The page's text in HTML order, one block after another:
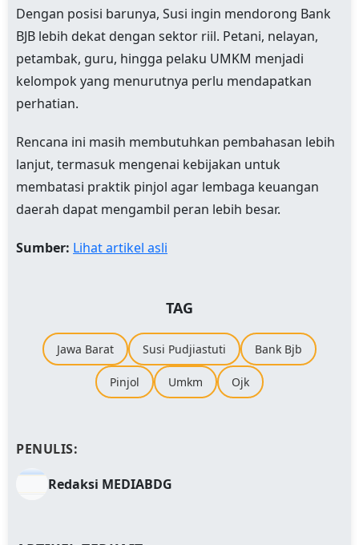
Dengan posisi barunya, Susi ingin mendorong Bank
BJB lebih dekat dengan sektor riil. Petani, nelayan,
petambak, guru, hingga pelaku UMKM menjadi
kelompok yang menurutnya perlu mendapatkan
perhatian.
Rencana ini masih membutuhkan pembahasan lebih
lanjut, termasuk mengenai kebijakan untuk
membatasi praktik pinjol agar lembaga keuangan
daerah dapat mengambil peran lebih besar.
Sumber: Lihat artikel asli
TAG
Jawa Barat Susi Pudjiastuti Bank Bjb
Pinjol Umkm Ojk
PENULIS:
Redaksi MEDIABDG